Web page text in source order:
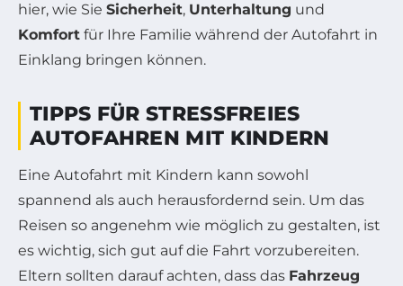
hier, wie Sie Sicherheit, Unterhaltung und
Komfort für Ihre Familie während der Autofahrt in
Einklang bringen können.
TIPPS FÜR STRESSFREIES
AUTOFAHREN MIT KINDERN
Eine Autofahrt mit Kindern kann sowohl
spannend als auch herausfordernd sein. Um das
Reisen so angenehm wie möglich zu gestalten, ist
es wichtig, sich gut auf die Fahrt vorzubereiten.
Eltern sollten darauf achten, dass das Fahrzeug